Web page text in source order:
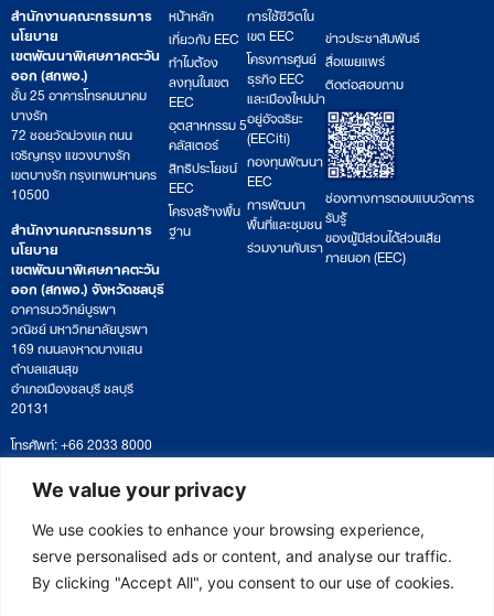
We value your privacy
We use cookies to enhance your browsing experience,
serve personalised ads or content, and analyse our traffic.
By clicking "Accept All", you consent to our use of cookies.
สำนักงานคณะกรรมการ
นโยบาย
เขตพัฒนาพิเศษภาคตะวัน
ออก (สกพอ.)
ชั้น 25 อาคารโทรคมนาคม
บางรัก
72 ซอยวัดม่วงแค ถนน
เจริญกรุง แขวงบางรัก
เขตบางรัก กรุงเทพมหานคร
10500
สำนักงานคณะกรรมการ
นโยบาย
เขตพัฒนาพิเศษภาคตะวัน
ออก (สกพอ.) จังหวัดชลบุรี
อาคารนววิทย์บูรพา
วณิชย์ มหาวิทยาลัยบูรพา
169 ถนนลงหาดบางแสน
ตำบลแสนสุข
อำเภอเมืองชลบุรี ชลบุรี
20131
โทรศัพท์: +66 2033 8000
เวลาทำการ: จันทร์ – ศุกร์
09:00 – 17:00 น.
ติดตามหนังสือหรือยื่นเอกสาร
saraban@eeco.or.th
หน้าหลัก
เกี่ยวกับ EEC
ทำไมต้อง
ลงทุนในเขต
EEC
อุตสาหกรรม 5
คลัสเตอร์
สิทธิประโยชน์
EEC
โครงสร้างพื้น
ฐาน
การใช้ชีวิตใน
เขต EEC
โครงการศูนย์
ธุรกิจ EEC
และเมืองใหม่น่า
อยู่อัจฉริยะ
(EECiti)
กองทุนพัฒนา
EEC
การพัฒนา
พื้นที่และชุมชน
ร่วมงานกับเรา
ข่าวประชาสัมพันธ์
สื่อเผยแพร่
ติดต่อสอบถาม
ช่องทางการตอบแบบวัดการ
รับรู้
ของผู้มีส่วนได้ส่วนเสีย
ภายนอก (EEC)